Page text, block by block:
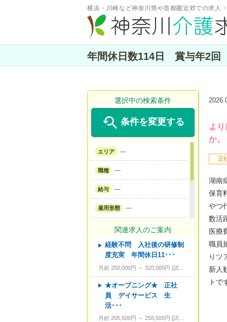
横浜・川崎など神奈川県や首都圏近郊での求人
年間休日数114日 賞与年2
よ
か。
正
湖南
保育
やつ
数活
医療
職員
りツ
新人
トで
選択中の検索条件
 条件を変更する
エリア ---
職種 ---
給与 ---
雇用形態 ---
サービス形態 ---
資格 ---
こだわり条件
キーワード ---
関連求人のご案内
経験不問 入社後の研修制
度充実 年間休日11･･･
月給 250,000円 ～ 320,000円 試用期間あり。3カ月～4カ月。
★オープニング★ 正社
員 デイサービス 生
活･･･
月給 205,500円 ～ 258,500円 試用期間あり。3カ月～4カ月。